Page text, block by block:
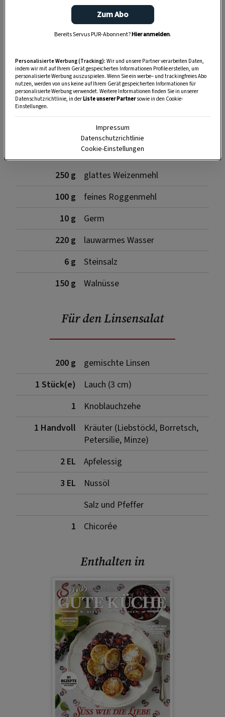
SPEICHERN DRUCKEN
Für das Nussbrot
250 g
glattes Weizenmehl
100 g
feines Roggenmehl
10 g
Germ
220 g
lauwarmes Wasser
6 g
Steinsalz
150 g
Walnüsse
Für den Linsensalat
200 g
gemischte Linsen
1 Stück(e)
Lauch (3 cm)
1
Knoblauchzehe
1 Handvoll
Kräuter (Liebstöckl, Borretsch,
Petersilie, Minze)
2 EL
Apfelessig
3 EL
Nussöl
Salz und Pfeffer
1
Chicorée
Enthalten in
Zum Abo
Bereits Servus PUR-Abonnent?Hier anmelden.
Personalisierte Werbung (Tracking): Wir und unsere Partner verarbeiten Daten,
indem wir mit auf Ihrem Gerät gespeicherten Informationen Profile erstellen, um
personalisierte Werbung auszuspielen. Wenn Sie ein werbe– und trackingfreies Abo
nutzen, werden von uns keine auf Ihrem Gerät gespeicherten Informationen für
personalisierte Werbung verwendet. Weitere Informationen finden Sie in unserer
Datenschutzrichtlinie, in derListe unserer Partnersowie in den Cookie-
Einstellungen.
Impressum
Datenschutzrichtlinie
Cookie-Einstellungen